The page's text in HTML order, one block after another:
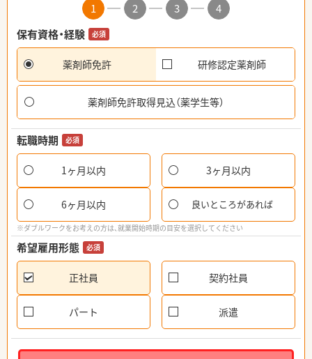
1 2 3
4
保有資格・経験
必須
薬剤師免許 研修認定薬剤師
薬剤師免許取得見込（薬学生等）
転職時期 必須
1ヶ月以内 3ヶ月以内
6ヶ月以内 良いところがあれば
※ダブルワークをお考えの方は、就業開始時期の目安を選択してください
希望雇用形態 必須
正社員 契約社員
パート 派遣